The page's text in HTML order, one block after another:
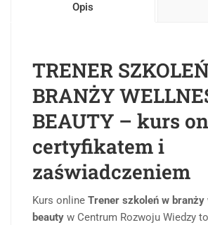
Opis
TRENER
BRANŻY
BEAUTY – kurs
certyfikatem i
zaświadczeniem
Kurs online Trener szkoleń w branży
beauty w Centrum Rozwoju Wiedzy